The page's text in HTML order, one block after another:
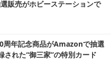
販売がホビーステーションで
周年記念商品がAmazonで抽選
された“御三家”の特別カード